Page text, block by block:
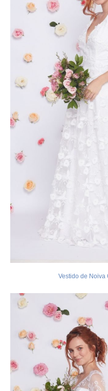
Vestido de Noiva